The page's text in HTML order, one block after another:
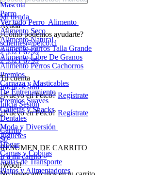
Mi tienda
Ayuda
¿Cómo podemos ayudarte?
sclientes@petco.cl
2 3321 6799
2 3321 6799
Tu cuenta
Inicia Sesión
¿Nuevo en Petco? Regístrate
Inicia Sesión
¿Nuevo en Petco? Regístrate
Carrito
$0
RESUMEN DE CARRITO
Ir a mi carrito »
¡Woof!
Mascota
Perro
Ver todo Perro Alimento
Alimento Seco
Alimento Natural
Alimento Perros Talla Grande
Alimento Libre De Granos
Alimento Perros Cachorros
Premios
Carnaza y Masticables
De Entrenamiento
Premios Suaves
Galletas y Snacks
Dentales
Moda y Diversión
Juguetes
Hogar
Camas y Cobijas
Jaulas de Transporte
Platos y Alimentadores